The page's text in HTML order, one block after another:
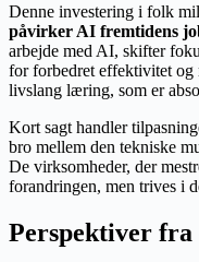
Denne investering i folk
påvirker AI fremtidens
arbejde med AI, skifter
for forbedret effektivitet og
livslang læring, som er
Kort sagt handler
bro mellem den tekniske
De virksomheder, der
forandringen, men trives i
Perspektiver